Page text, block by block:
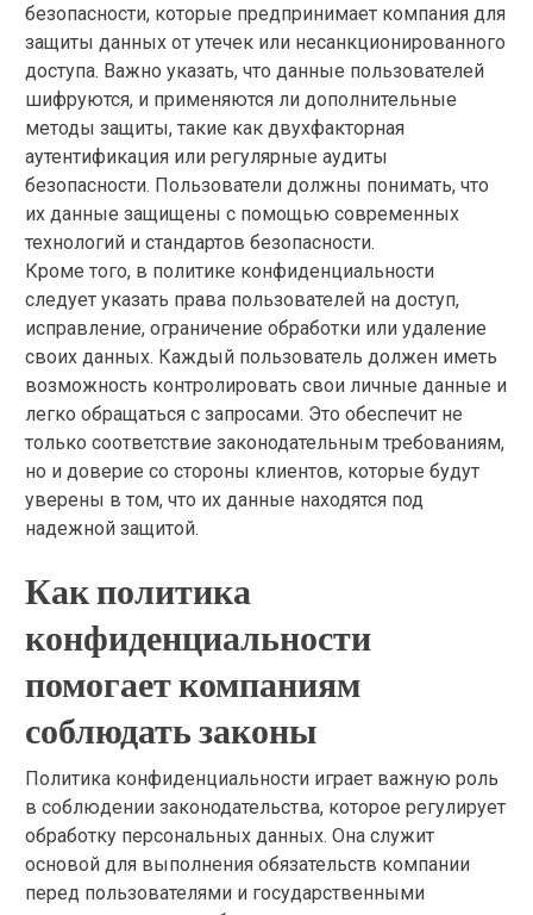
безопасности, которые предпринимает компания для
защиты данных от утечек или несанкционированного
доступа. Важно указать, что данные пользователей
шифруются, и применяются ли дополнительные
методы защиты, такие как двухфакторная
аутентификация или регулярные аудиты
безопасности. Пользователи должны понимать, что
их данные защищены с помощью современных
технологий и стандартов безопасности.
Кроме того, в политике конфиденциальности
следует указать права пользователей на доступ,
исправление, ограничение обработки или удаление
своих данных. Каждый пользователь должен иметь
возможность контролировать свои личные данные и
легко обращаться с запросами. Это обеспечит не
только соответствие законодательным требованиям,
но и доверие со стороны клиентов, которые будут
уверены в том, что их данные находятся под
надежной защитой.
Как политика
конфиденциальности
помогает компаниям
соблюдать законы
Политика конфиденциальности играет важную роль
в соблюдении законодательства, которое регулирует
обработку персональных данных. Она служит
основой для выполнения обязательств компании
перед пользователями и государственными